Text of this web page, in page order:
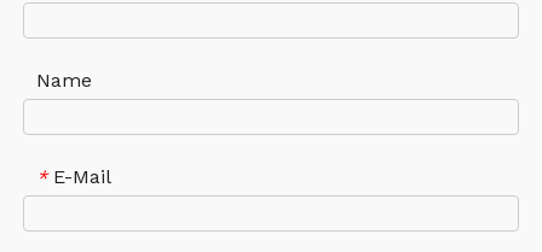
Name
* E-Mail